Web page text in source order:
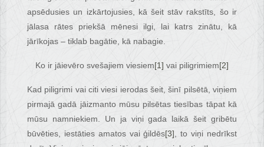
apsēdusies un izkārtojusies, kā šeit stāv rakstīts, šo ir
jālasa rātes priekšā mēnesi ilgi, lai katrs zinātu, kā
jārīkojas – tiklab bagātie, kā nabagie.
Ko ir jāievēro svešajiem viesiem[1] vai piligrimiem[2]
Kad piligrimi vai citi viesi ierodas šeit, šinī pilsētā, viņiem
pirmajā gadā jāizmanto mūsu pilsētas tiesības tāpat kā
mūsu namniekiem. Un ja viņi gada laikā šeit gribētu
būvēties, iestāties amatos vai ģildēs[3], to viņi nedrīkst